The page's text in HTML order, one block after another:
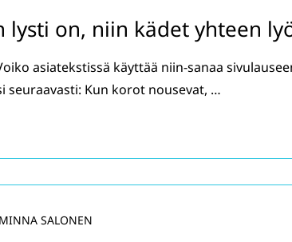
lysti on, niin kädet yhteen
asiatekstissä käyttää niin-sanaa
seuraavasti: Kun korot nousevat, …
MINNA SALONEN